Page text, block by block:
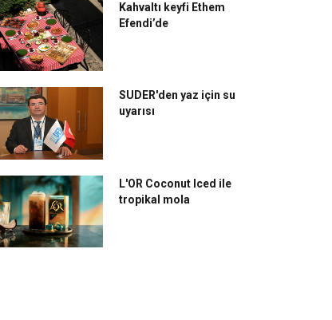
Kahvaltı keyfi Ethem
Efendi’de
SUDER'den yaz için su
uyarısı
L'OR Coconut Iced ile
tropikal mola